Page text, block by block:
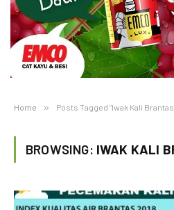
Home » Posts Tagged "Iwak Kali
BROWSING: IWAK KALI